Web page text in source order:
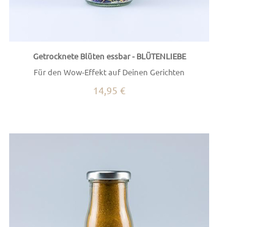
Getrocknete Blüten essbar - BLÜTENLIEBE
Für den Wow-Effekt auf Deinen Gerichten
14,95 €